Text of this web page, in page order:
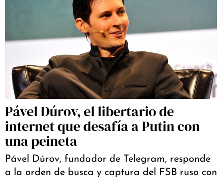
Pável Dúrov, el libertario de
internet que desafía a Putin con
una peineta
Pável Dúrov, fundador de Telegram, responde
a la orden de busca y captura del FSB ruso con